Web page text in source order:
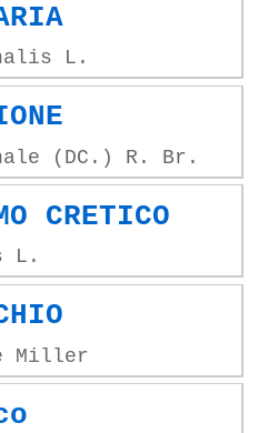
L.
(DC.) R. Br.
CRETICO
L.
Miller